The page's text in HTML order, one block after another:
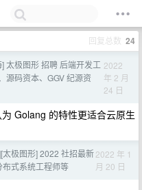
回复总数 24
太极图形 招聘 后端开发工
码资本、GGV 纪源资
2022
年 2 月
24 日
Golang 的特性更适合云原生
太极图形] 2022 社招最新
式系统工程师等
2022 年 1
月 20 日